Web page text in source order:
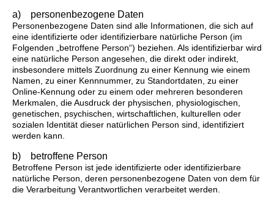
a) personenbezogene Daten
Personenbezogene Daten sind alle Informationen, die sich auf
eine identifizierte oder identifizierbare natürliche Person (im
Folgenden „betroffene Person“) beziehen. Als identifizierbar wird
eine natürliche Person angesehen, die direkt oder indirekt,
insbesondere mittels Zuordnung zu einer Kennung wie einem
Namen, zu einer Kennnummer, zu Standortdaten, zu einer
Online-Kennung oder zu einem oder mehreren besonderen
Merkmalen, die Ausdruck der physischen, physiologischen,
genetischen, psychischen, wirtschaftlichen, kulturellen oder
sozialen Identität dieser natürlichen Person sind, identifiziert
werden kann.
b) betroffene Person
Betroffene Person ist jede identifizierte oder identifizierbare
natürliche Person, deren personenbezogene Daten von dem für
die Verarbeitung Verantwortlichen verarbeitet werden.